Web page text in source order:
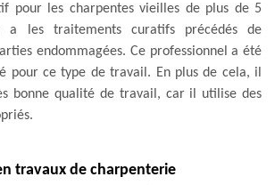
pour les charpentes vieilles de plus de 5
a les traitements curatifs précédés de
endommagées. Ce professionnel a été
pour ce type de travail. En plus de cela, il
bonne qualité de travail, car il utilise des
travaux de charpenterie